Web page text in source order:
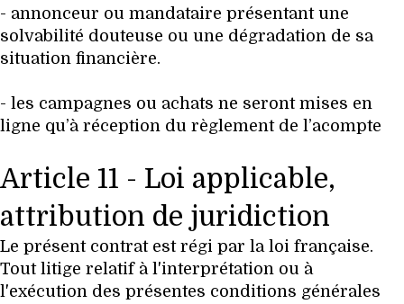
- annonceur ou mandataire présentant une
solvabilité douteuse ou une dégradation de sa
situation financière.
- les campagnes ou achats ne seront mises en
ligne qu’à réception du règlement de l’acompte
Article 11 - Loi applicable,
attribution de juridiction
Le présent contrat est régi par la loi française.
Tout litige relatif à l'interprétation ou à
l'exécution des présentes conditions générales